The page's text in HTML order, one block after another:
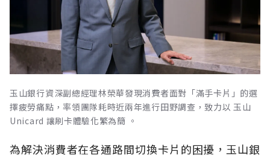
玉山銀行資深副總經理林榮華發現消費者面對「滿手卡片」的選
擇疲勞痛點，率領團隊耗時近兩年進行田野調查，致力以 玉山
Unicard 讓刷卡體驗化繁為簡 。
為解決消費者在各通路間切換卡片的困擾，玉山銀